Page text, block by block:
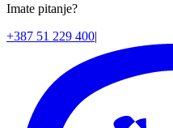
Imate pitanje?
+387 51 229 400|